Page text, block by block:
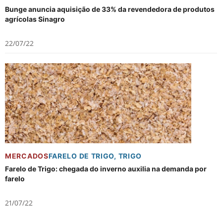
Bunge anuncia aquisição de 33% da revendedora de produtos
agrícolas Sinagro
22/07/22
MERCADOSFARELO DE TRIGO, TRIGO
Farelo de Trigo: chegada do inverno auxilia na demanda por
farelo
21/07/22